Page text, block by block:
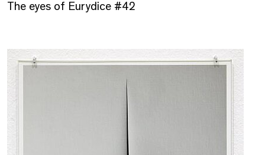
The eyes of Eurydice #42